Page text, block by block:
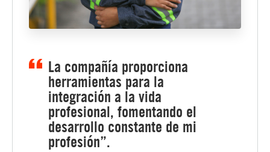
La compañía proporciona
herramientas para la
integración a la vida
profesional, fomentando el
desarrollo constante de mi
profesión”.